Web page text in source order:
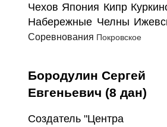
Чехов Япония Кипр
Набережные Челны
Соревнования Покровское
Бородулин Сергей
Евгеньевич (8 дан)
Создатель "Центра